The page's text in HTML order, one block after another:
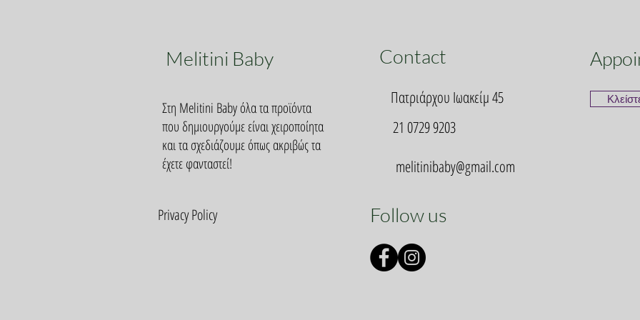
Melitini Baby Contact
Στη Melitini Baby όλα τα προϊόντα
που δημιουργούμε είναι χειροποίητα
και τα σχεδιάζουμε όπως ακριβώς τα
έχετε φανταστεί!
Πατριάρχου Ιωακείμ 45
21 0729 9203
melitinibaby@gmail.com
Follow us
Privacy Policy